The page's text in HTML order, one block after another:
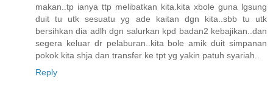
makan..tp ianya ttp melibatkan kita.kita xbole guna lgsung
duit tu utk sesuatu yg ade kaitan dgn kita..sbb tu utk
bersihkan dia adlh dgn salurkan kpd badan2 kebajikan..dan
segera keluar dr pelaburan..kita bole amik duit simpanan
pokok kita shja dan transfer ke tpt yg yakin patuh syariah..
Reply